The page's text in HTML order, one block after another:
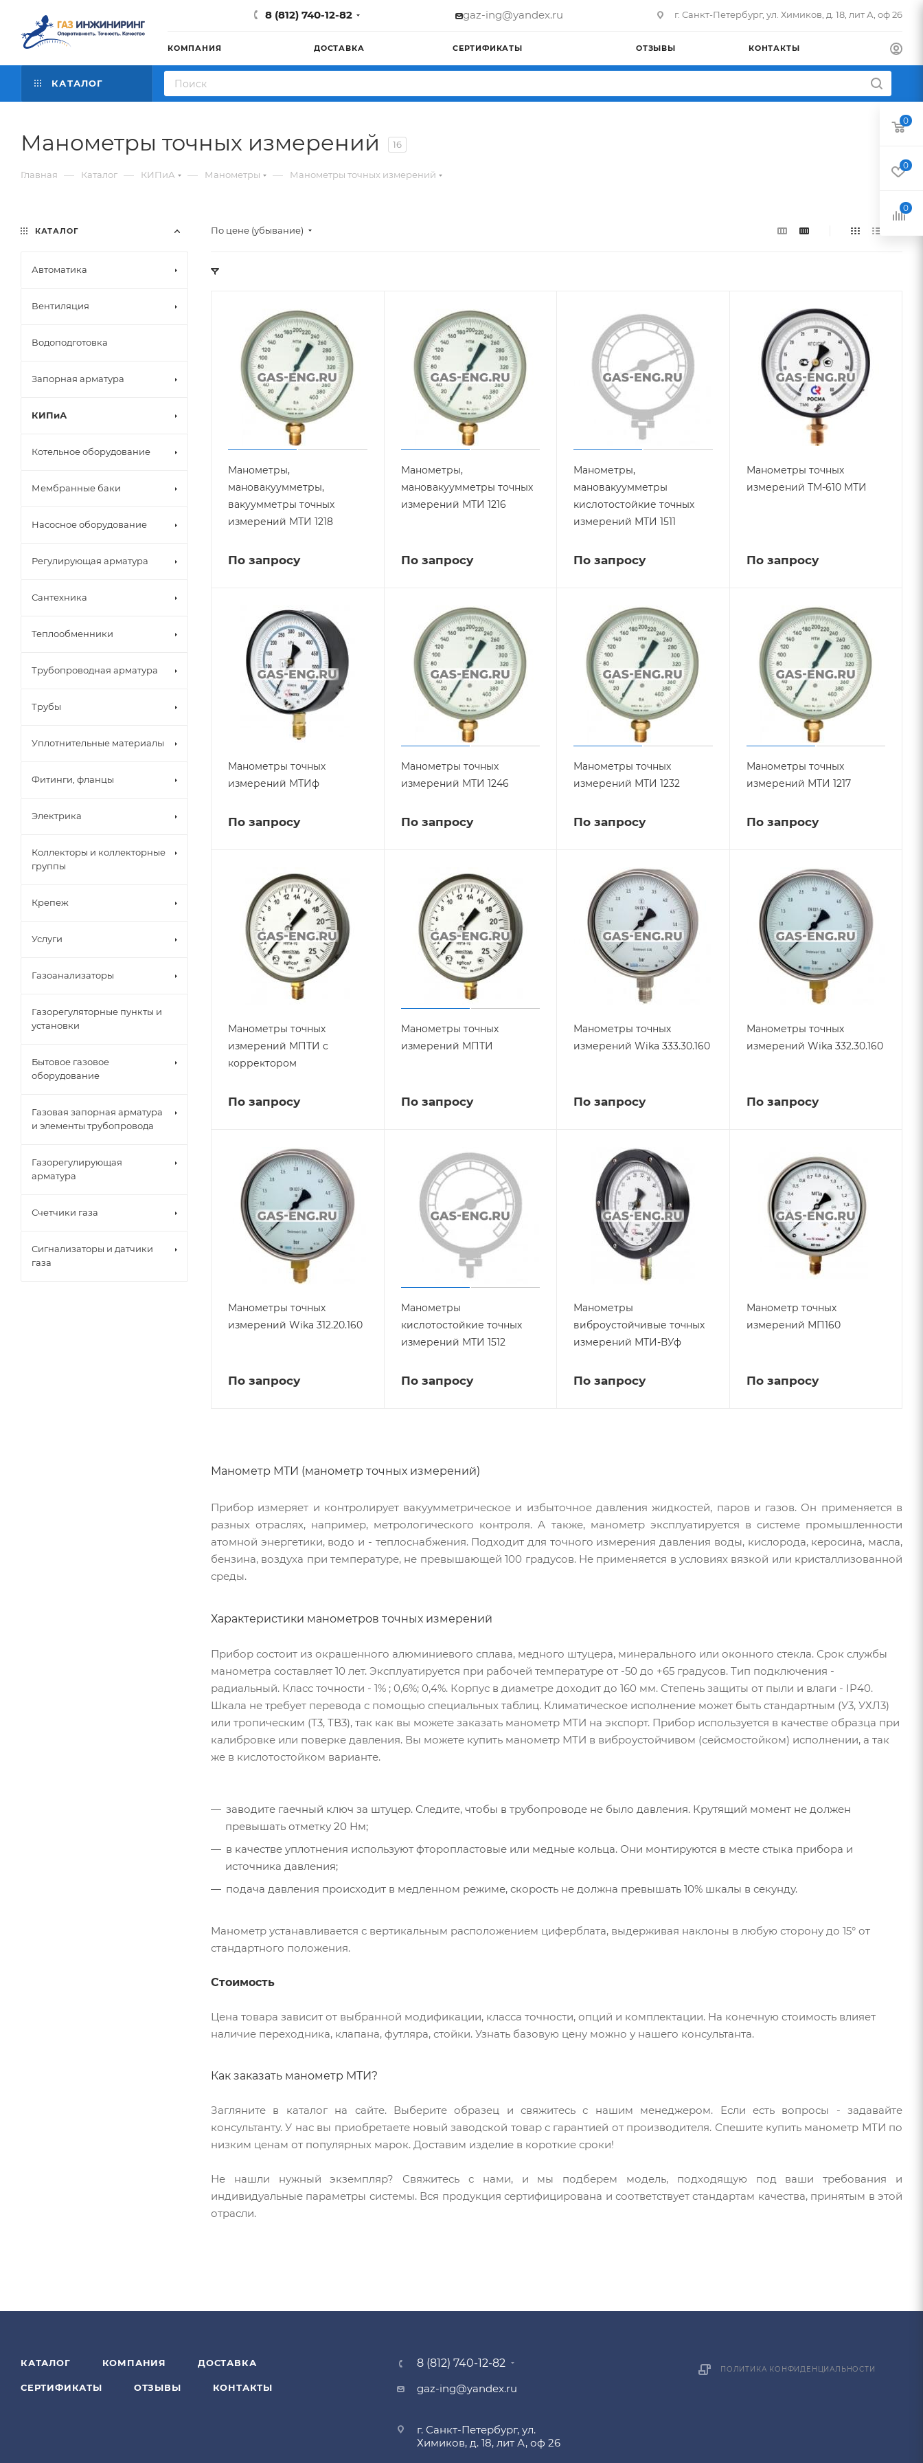
8 (812) 740-12-82 gaz-ing@yandex.ru г. Санкт-Петербург, ул. Химиков, д. 18, лит А, оф 26
КОМПАНИЯ ДОСТАВКА СЕРТИФИКАТЫ ОТЗЫВЫ КОНТАКТЫ
КАТАЛОГ
Манометры точных измерений 16
Главная — Каталог — КИПиА — Манометры — Манометры точных измерений
По цене (убывание)
Манометры,
мановакуумметры,
вакуумметры точных
измерений МТИ 1218
По запросу
Манометры,
мановакуумметры точных
измерений МТИ 1216
По запросу
Манометры,
мановакуумметры
кислотостойкие точных
измерений МТИ 1511
По запросу
Манометры точных
измерений ТМ-610 МТИ
По запросу
Манометры точных
измерений МТИф
По запросу
Манометры точных
измерений МТИ 1246
По запросу
Манометры точных
измерений МТИ 1232
По запросу
Манометры точных
измерений МТИ 1217
По запросу
Манометры точных
измерений МПТИ с
корректором
По запросу
Манометры точных
измерений МПТИ
По запросу
Манометры точных
измерений Wika 333.30.160
По запросу
Манометры точных
измерений Wika 332.30.160
По запросу
Манометры точных
измерений Wika 312.20.160
По запросу
Манометры
кислотостойкие точных
измерений МТИ 1512
По запросу
Манометры
виброустойчивые точных
измерений МТИ-ВУф
По запросу
Манометр точных
измерений МП160
По запросу
Манометр МТИ (манометр точных измерений)
Прибор измеряет и контролирует вакуумметрическое и избыточное давления жидкостей, паров и газов. Он применяется в
разных отраслях, например, метрологического контроля. А также, манометр эксплуатируется в системе промышленности
атомной энергетики, водо и - теплоснабжения. Подходит для точного измерения давления воды, кислорода, керосина, масла,
бензина, воздуха при температуре, не превышающей 100 градусов. Не применяется в условиях вязкой или кристаллизованной
среды.
Характеристики манометров точных измерений
Прибор состоит из окрашенного алюминиевого сплава, медного штуцера, минерального или оконного стекла. Срок службы
манометра составляет 10 лет. Эксплуатируется при рабочей температуре от -50 до +65 градусов. Тип подключения -
радиальный. Класс точности - 1% ; 0,6%; 0,4%. Корпус в диаметре доходит до 160 мм. Степень защиты от пыли и влаги - IP40.
Шкала не требует перевода с помощью специальных таблиц. Климатическое исполнение может быть стандартным (У3, УХЛ3)
или тропическим (Т3, ТВ3), так как вы можете заказать манометр МТИ на экспорт. Прибор используется в качестве образца при
калибровке или поверке давления. Вы можете купить манометр МТИ в виброустойчивом (сейсмостойком) исполнении, а так
же в кислотостойком варианте.
заводите гаечный ключ за штуцер. Следите, чтобы в трубопроводе не было давления. Крутящий момент не должен
превышать отметку 20 Нм;
в качестве уплотнения используют фторопластовые или медные кольца. Они монтируются в месте стыка прибора и
источника давления;
подача давления происходит в медленном режиме, скорость не должна превышать 10% шкалы в секунду.
Манометр устанавливается с вертикальным расположением циферблата, выдерживая наклоны в любую сторону до 15° от
стандартного положения.
Стоимость
Цена товара зависит от выбранной модификации, класса точности, опций и комплектации. На конечную стоимость влияет
наличие переходника, клапана, футляра, стойки. Узнать базовую цену можно у нашего консультанта.
Как заказать манометр МТИ?
Загляните в каталог на сайте. Выберите образец и свяжитесь с нашим менеджером. Если есть вопросы - задавайте
консультанту. У нас вы приобретаете новый заводской товар с гарантией от производителя. Спешите купить манометр МТИ по
низким ценам от популярных марок. Доставим изделие в короткие сроки!
Не нашли нужный экземпляр? Свяжитесь с нами, и мы подберем модель, подходящую под ваши требования и
индивидуальные параметры системы. Вся продукция сертифицирована и соответствует стандартам качества, принятым в этой
отрасли.
КАТАЛОГ
Автоматика
Вентиляция
Водоподготовка
Запорная арматура
КИПиА
Котельное оборудование
Мембранные баки
Насосное оборудование
Регулирующая арматура
Сантехника
Теплообменники
Трубопроводная арматура
Трубы
Уплотнительные материалы
Фитинги, фланцы
Электрика
Коллекторы и коллекторные
группы
Крепеж
Услуги
Газоанализаторы
Газорегуляторные пункты и
установки
Бытовое газовое
оборудование
Газовая запорная арматура
и элементы трубопровода
Газорегулирующая
арматура
Счетчики газа
Сигнализаторы и датчики
газа
КАТАЛОГ КОМПАНИЯ ДОСТАВКА
СЕРТИФИКАТЫ ОТЗЫВЫ КОНТАКТЫ
8 (812) 740-12-82
gaz-ing@yandex.ru
г. Санкт-Петербург, ул.
Химиков, д. 18, лит А, оф 26
ПОЛИТИКА КОНФИДЕНЦИАЛЬНОСТИ
0
0
0